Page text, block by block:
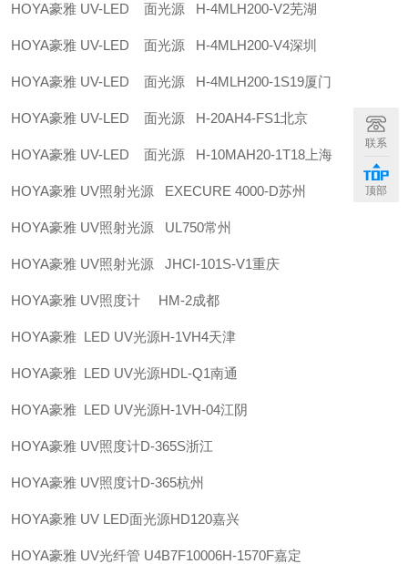
HOYA豪雅 UV-LED 面光源 H-4MLH200-V2芜湖
HOYA豪雅 UV-LED 面光源 H-4MLH200-V4深圳
HOYA豪雅 UV-LED 面光源 H-4MLH200-1S19厦门
HOYA豪雅 UV-LED 面光源 H-20AH4-FS1北京
HOYA豪雅 UV-LED 面光源 H-10MAH20-1T18上海
HOYA豪雅 UV照射光源 EXECURE 4000-D苏州
HOYA豪雅 UV照射光源 UL750常州
HOYA豪雅 UV照射光源 JHCI-101S-V1重庆
HOYA豪雅 UV照度计 HM-2成都
HOYA豪雅 LED UV光源H-1VH4天津
HOYA豪雅 LED UV光源HDL-Q1南通
HOYA豪雅 LED UV光源H-1VH-04江阴
HOYA豪雅 UV照度计D-365S浙江
HOYA豪雅 UV照度计D-365杭州
HOYA豪雅 UV LED面光源HD120嘉兴
HOYA豪雅 UV光纤管 U4B7F10006H-1570F嘉定
联系
顶部